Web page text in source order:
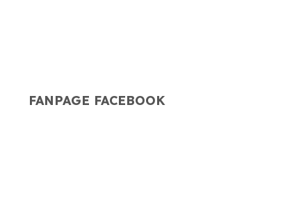
FANPAGE FACEBOOK